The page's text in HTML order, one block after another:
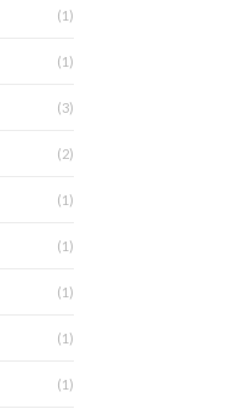
(1)
(1)
(3)
(2)
(1)
(1)
(1)
(1)
(1)